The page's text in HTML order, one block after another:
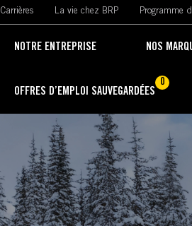
Carrières La vie chez BRP Programme
NOTRE ENTREPRISE NOS
OFFRES D’EMPLOI SAUVEGARDÉES
0